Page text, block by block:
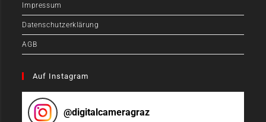
Impressum
Datenschutzerklärung
AGB
Auf Instagram
@digitalcameragraz